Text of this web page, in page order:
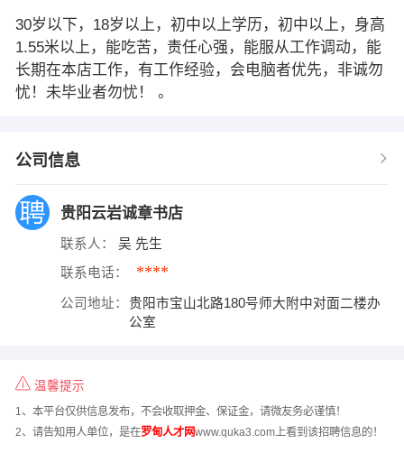
30岁以下，18岁以上，初中以上学历，初中以上，身高
1.55米以上，能吃苦，责任心强，能服从工作调动，能
长期在本店工作，有工作经验，会电脑者优先，非诚勿
忧！未毕业者勿忧！ 。
公司信息
贵阳云岩诚章书店
联系人： 吴 先生
联系电话： ****
公司地址：
贵阳市宝山北路180号师大附中对面二楼办
公室
温馨提示
1、本平台仅供信息发布，不会收取押金、保证金，请微友务必谨慎！
2、请告知用人单位，是在罗甸人才网www.quka3.com上看到该招聘信息的！